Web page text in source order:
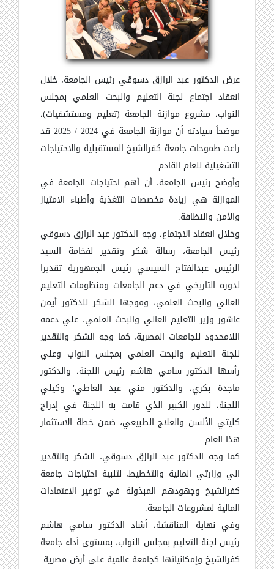
عرض الدكتور عبد الرازق دسوقي رئيس الجامعة، خلال
انعقاد اجتماع لجنة التعليم والبحث العلمي بمجلس
النواب، مشروع موازنة الجامعة (تعليم ومستشفيات)،
موضحاَ سيادته أن موازنة الجامعة في 2024 / 2025 قد
راعت طموحات جامعة كفرالشيخ المستقبلية والاحتياجات
التشغيلية للعام القادم.
وأوضح رئيس الجامعة، أن أهم احتياجات الجامعة في
الموازنة هي زيادة مخصصات التغذية وأطباء الامتياز
والأمن والنظافة.
وخلال انعقاد الاجتماع، وجه الدكتور عبد الرازق دسوقي
رئيس الجامعة، رسالة شكر وتقدير لفخامة السيد
الرئيس عبدالفتاح السيسي رئيس الجمهورية تقديرا
لدوره التاريخي في دعم الجامعات ومنظومات التعليم
العالي والبحث العلمي، وموجها الشكر للدكتور أيمن
عاشور وزير التعليم العالي والبحث العلمي، علي دعمه
اللامحدود للجامعات المصرية، كما وجه الشكر والتقدير
للجنة التعليم والبحث العلمي بمجلس النواب وعلي
رأسها الدكتور سامي هاشم رئيس اللجنة، والدكتور
ماجدة بكري، والدكتور مني عبد العاطي؛ وكيلي
اللجنة، للدور الكبير الذي قامت به اللجنة في إدراج
كليتي الألسن والعلاج الطبيعي، ضمن خطة الاستثمار
هذا العام.
كما وجه الدكتور عبد الرازق دسوقي، الشكر والتقدير
الي وزارتي المالية والتخطيط، لتلبية احتياجات جامعة
كفرالشيخ وجهودهم المبذولة في توفير الاعتمادات
المالية لمشروعات الجامعة.
وفي نهاية المناقشة، أشاد الدكتور سامي هاشم
رئيس لجنة التعليم بمجلس النواب، بمستوى أداء جامعة
كفرالشيخ وإمكانياتها كجامعة عالمية على أرض مصرية.